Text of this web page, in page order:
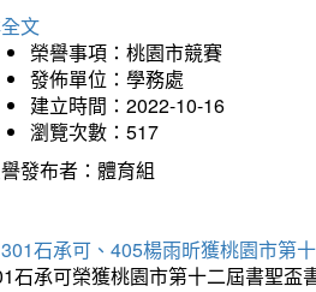
文
榮譽事項：桃園市競賽
發佈單位：學務處
建立時間：2022-10-16
瀏覽次數：517
發布者：體育組
石承可、405楊雨昕獲桃園市第
石承可榮獲桃園市第十二屆書聖盃